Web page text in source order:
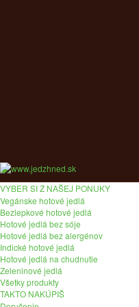
VYBER SI Z NAŠEJ PONUKY
Vegánske hotové jedlá
Bezlepkové hotové jedlá
Hotové jedlá bez sóje
Hotové jedlá bez alergénov
Indické hotové jedlá
Hotové jedlá na chudnutie
Zeleninové jedlá
Všetky produkty
TAKTO NAKÚPIŠ